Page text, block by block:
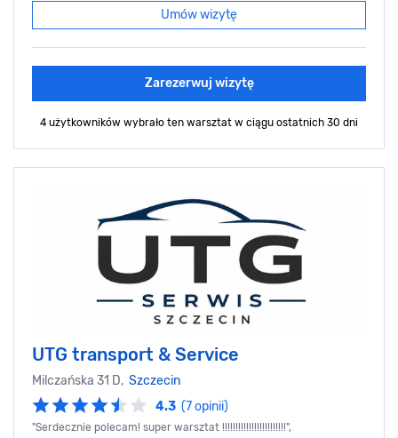
Umów wizytę
Zarezerwuj wizytę
4 użytkowników wybrało ten warsztat w ciągu ostatnich 30 dni
UTG transport & Service
Milczańska 31 D, Szczecin
4.3 (7 opinii)
"Serdecznie polecam! super warsztat !!!!!!!!!!!!!!!!!!!!!!!!",